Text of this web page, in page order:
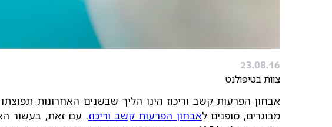
23.08.16
צוות בטיפולנט
אבחון הפרעות קשב וריכוז הינו הליך שבשנים האחרונות
מבוגרים, מופנים לאבחון הפרעות קשב וריכוז. עם זאת, בעשור